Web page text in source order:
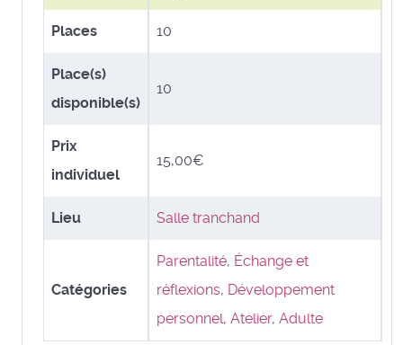
Places 10
Place(s)
disponible(s)
10
Prix
individuel
15,00€
Lieu Salle tranchand
Catégories
Parentalité, Échange et
réflexions, Développement
personnel, Atelier, Adulte